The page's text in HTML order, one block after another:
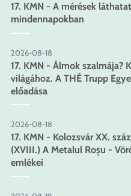
17. KMN - A mérések
mindennapokban
2026-08-18
17. KMN - Álmok szalmája?
világához. A THÉ Trupp
előadása
2026-08-18
17. KMN - Kolozsvár XX.
(XVIII.) A Metalul Roșu -
emlékei